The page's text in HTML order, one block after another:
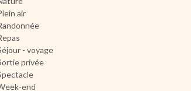
air
- voyage
privée
end